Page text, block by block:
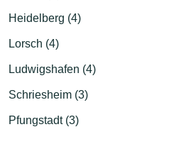
Heidelberg (4)
Lorsch (4)
Ludwigshafen (4)
Schriesheim (3)
Pfungstadt (3)